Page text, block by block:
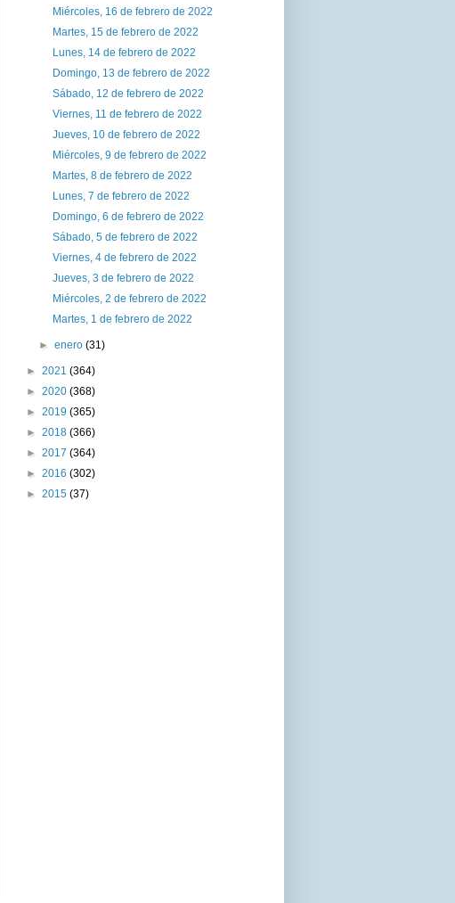
Miércoles, 16 de febrero de 2022
Martes, 15 de febrero de 2022
Lunes, 14 de febrero de 2022
Domingo, 13 de febrero de 2022
Sábado, 12 de febrero de 2022
Viernes, 11 de febrero de 2022
Jueves, 10 de febrero de 2022
Miércoles, 9 de febrero de 2022
Martes, 8 de febrero de 2022
Lunes, 7 de febrero de 2022
Domingo, 6 de febrero de 2022
Sábado, 5 de febrero de 2022
Viernes, 4 de febrero de 2022
Jueves, 3 de febrero de 2022
Miércoles, 2 de febrero de 2022
Martes, 1 de febrero de 2022
►enero(31)
► 2021 (364)
► 2020 (368)
► 2019 (365)
► 2018 (366)
► 2017 (364)
► 2016 (302)
► 2015 (37)